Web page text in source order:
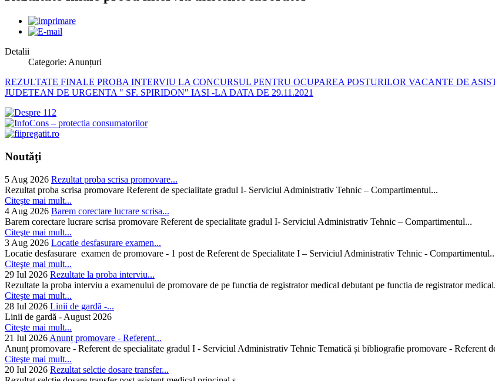
Detalii
Categorie: Anunțuri
REZULTATE FINALE PROBA INTERVIU LA CONCURSUL PENTRU OCUPAREA POSTURILOR VACANTE DE
JUDETEAN DE URGENTA " SF. SPIRIDON" IASI -LA DATA DE 29.11.2021
Noutăţi
5 Aug 2026 Rezultat proba scrisa promovare...
Rezultat proba scrisa promovare Referent de specialitate gradul I- Serviciul Administrativ Tehnic – Compartimentul...
Citeşte mai mult...
4 Aug 2026 Barem corectare lucrare scrisa...
Barem corectare lucrare scrisa promovare Referent de specialitate gradul I- Serviciul Administrativ Tehnic – Compartimentul...
Citeşte mai mult...
3 Aug 2026 Locatie desfasurare examen...
Locatie desfasurare examen de promovare - 1 post de Referent de Specialitate I – Serviciul Administrativ Tehnic -
Citeşte mai mult...
29 Iul 2026 Rezultate la proba interviu...
Rezultate la proba interviu a examenului de promovare de pe functia de registrator medical debutant pe functia de registrator
Citeşte mai mult...
28 Iul 2026 Linii de gardă -...
Linii de gardă - August 2026
Citeşte mai mult...
21 Iul 2026 Anunț promovare - Referent...
Anunț promovare - Referent de specialitate gradul I - Serviciul Administrativ Tehnic Tematică și bibliografie promovare - Referent
Citeşte mai mult...
20 Iul 2026 Rezultat selctie dosare transfer...